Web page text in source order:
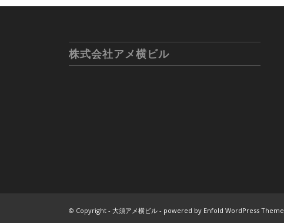
株式会社アメ横ビル
© Copyright -大須アメ横ビル - powered by Enfold WordPress Theme